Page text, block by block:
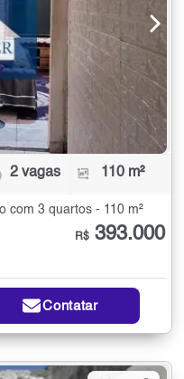
2 vagas 110 m²
com 3 quartos - 110 m²
R$ 393.000
Contatar